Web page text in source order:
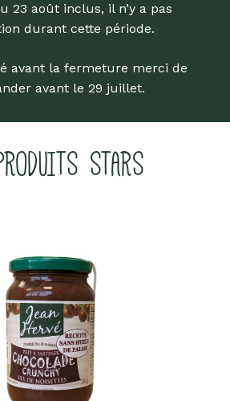
23 août inclus, il n’y a pas
durant cette période.
avant la fermeture merci de
avant le 29 juillet.
STARS